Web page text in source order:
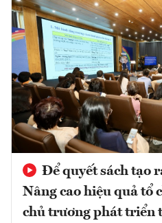
Để quyết sách tạo
Nâng cao hiệu quả tổ
chủ trương phát triển